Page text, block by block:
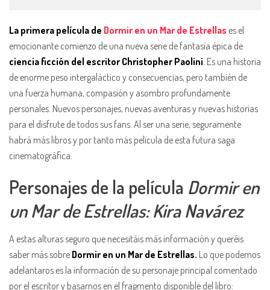
La primera película de Dormir en un Mar de Estrellas es el
emocionante comienzo de una nueva serie de fantasía épica de
ciencia ficción del escritor Christopher Paolini; Es una historia
de enorme peso intergaláctico y consecuencias, pero también de
una fuerza humana, compasión y asombro profundamente
personales. Nuevos personajes, nuevas aventuras y nuevas historias
para el disfrute de todos sus fans. Al ser una serie, seguramente
habrá más libros y por tanto más película de esta futura saga
cinematográfica.
Personajes de la película Dormir en
un Mar de Estrellas: Kira Navárez
A estas alturas seguro que necesitáis más información y queréis
saber más sobre Dormir en un Mar de Estrellas. Lo que podemos
adelantaros es la información de su personaje principal comentado
por el escritor y basarnos en el fragmento disponible del libro: